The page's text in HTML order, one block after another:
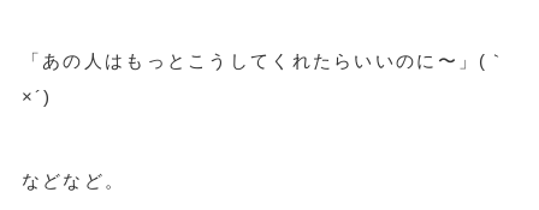
「あの人はもっとこうしてくれたらいいのに〜」(｀
×´)
などなど。